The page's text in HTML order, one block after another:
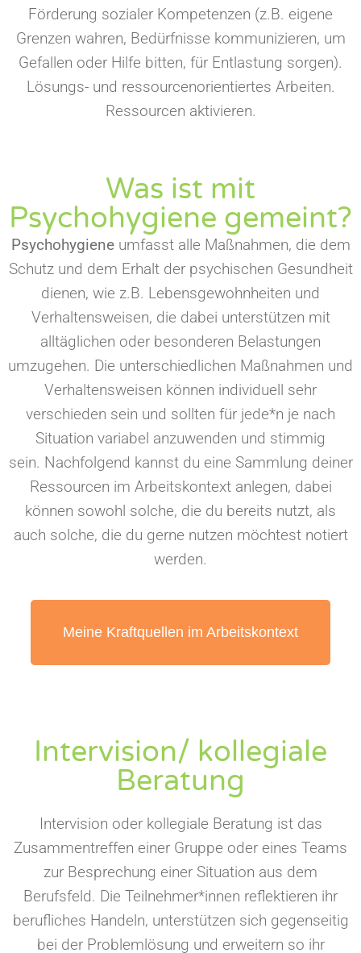
Förderung sozialer Kompetenzen (z.B. eigene
Grenzen wahren, Bedürfnisse kommunizieren, um
Gefallen oder Hilfe bitten, für Entlastung sorgen).
Lösungs- und ressourcenorientiertes Arbeiten.
Ressourcen aktivieren.
Was ist mit
Psychohygiene gemeint?
Psychohygieneumfasst alle Maßnahmen, die dem
Schutz und dem Erhalt der psychischen Gesundheit
dienen, wie z.B. Lebensgewohnheiten und
Verhaltensweisen, die dabei unterstützen mit
alltäglichen oder besonderen Belastungen
umzugehen. Die unterschiedlichen Maßnahmen und
Verhaltensweisen können individuell sehr
verschieden sein und sollten für jede*n je nach
Situation variabel anzuwenden und stimmig
sein. Nachfolgend kannst du eine Sammlung deiner
Ressourcen im Arbeitskontext anlegen, dabei
können sowohl solche, die du bereits nutzt, als
auch solche, die du gerne nutzen möchtest notiert
werden.
Meine Kraftquellen im Arbeitskontext
Intervision/ kollegiale
Beratung
Intervision oder kollegiale Beratung ist das
Zusammentreffen einer Gruppe oder eines Teams
zur Besprechung einer Situation aus dem
Berufsfeld. Die Teilnehmer*innen reflektieren ihr
berufliches Handeln, unterstützen sich gegenseitig
bei der Problemlösung und erweitern so ihr